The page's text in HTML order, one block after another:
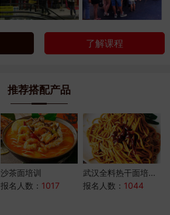
了解课程
推荐搭配产品
沙茶面培训
报名人数： 1017
武汉全料热干面培...
报名人数： 1044